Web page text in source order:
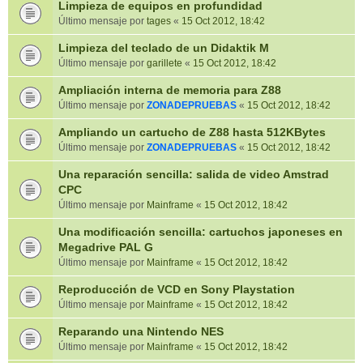
Limpieza de equipos en profundidad
Último mensaje por tages « 15 Oct 2012, 18:42
Limpieza del teclado de un Didaktik M
Último mensaje por garillete « 15 Oct 2012, 18:42
Ampliación interna de memoria para Z88
Último mensaje por ZONADEPRUEBAS « 15 Oct 2012, 18:42
Ampliando un cartucho de Z88 hasta 512KBytes
Último mensaje por ZONADEPRUEBAS « 15 Oct 2012, 18:42
Una reparación sencilla: salida de video Amstrad
CPC
Último mensaje por Mainframe « 15 Oct 2012, 18:42
Una modificación sencilla: cartuchos japoneses en
Megadrive PAL G
Último mensaje por Mainframe « 15 Oct 2012, 18:42
Reproducción de VCD en Sony Playstation
Último mensaje por Mainframe « 15 Oct 2012, 18:42
Reparando una Nintendo NES
Último mensaje por Mainframe « 15 Oct 2012, 18:42